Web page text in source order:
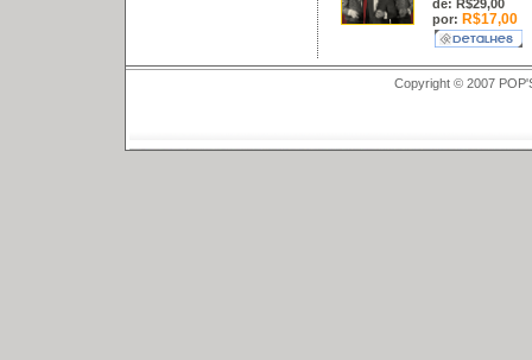
de: R$29,00
por: R$17,00
Copyright © 2007